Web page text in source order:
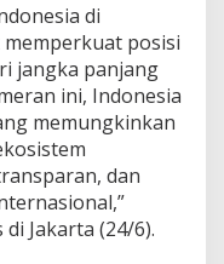
di
memperkuat posisi
jangka panjang
ini, Indonesia
memungkinkan
dan
Jakarta (24/6).